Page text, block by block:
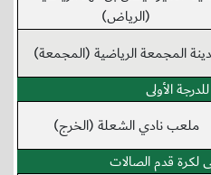
(الرياض)
المجمعة الرياضية (المجمعة)
الأولى
ملعب نادي الشعلة (الخرج)
لكرة قدم الصالات